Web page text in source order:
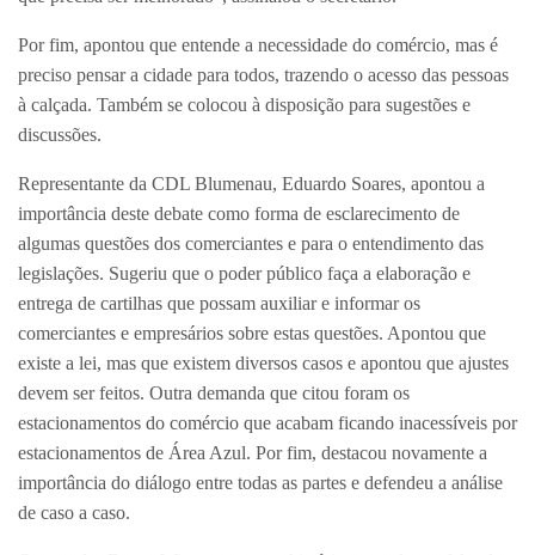
Por fim, apontou que entende a necessidade do comércio, mas é
preciso pensar a cidade para todos, trazendo o acesso das pessoas
à calçada. Também se colocou à disposição para sugestões e
discussões.
Representante da CDL Blumenau, Eduardo Soares, apontou a
importância deste debate como forma de esclarecimento de
algumas questões dos comerciantes e para o entendimento das
legislações. Sugeriu que o poder público faça a elaboração e
entrega de cartilhas que possam auxiliar e informar os
comerciantes e empresários sobre estas questões. Apontou que
existe a lei, mas que existem diversos casos e apontou que ajustes
devem ser feitos. Outra demanda que citou foram os
estacionamentos do comércio que acabam ficando inacessíveis por
estacionamentos de Área Azul. Por fim, destacou novamente a
importância do diálogo entre todas as partes e defendeu a análise
de caso a caso.